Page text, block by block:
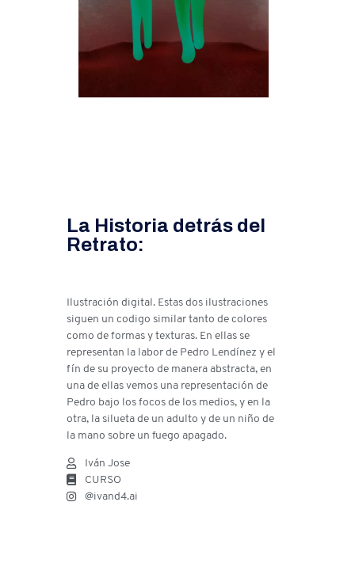
La Historia detrás del
Retrato:
Ilustración digital. Estas dos ilustraciones
siguen un codigo similar tanto de colores
como de formas y texturas. En ellas se
representan la labor de Pedro Lendínez y el
fín de su proyecto de manera abstracta, en
una de ellas vemos una representación de
Pedro bajo los focos de los medios, y en la
otra, la silueta de un adulto y de un niño de
la mano sobre un fuego apagado.
Iván Jose
CURSO
@ivand4.ai